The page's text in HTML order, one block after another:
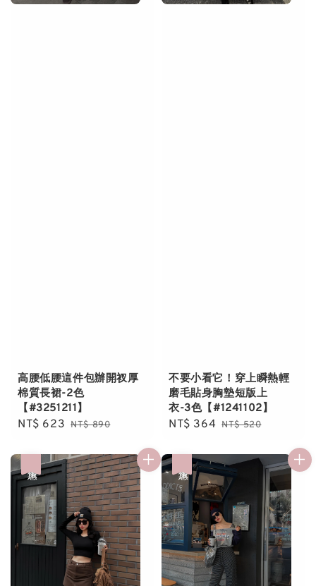
高腰低腰這件包辦開衩厚
棉質長裙-2色
【#3251211】
Sale
NT$ 623 Regular
NT$ 890
不要小看它！穿上瞬熱輕
磨毛貼身胸墊短版上
衣-3色【#1241102】
Sale
NT$ 364 Regular
NT$ 520